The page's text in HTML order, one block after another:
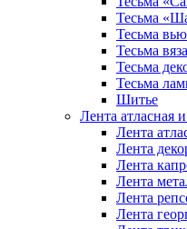
Тесьма
Тесьма
Тесьма
Тесьма
Тесьма
Шитье
Лента атласная
Лента
Лента
Лента
Лента
Лента
Лента